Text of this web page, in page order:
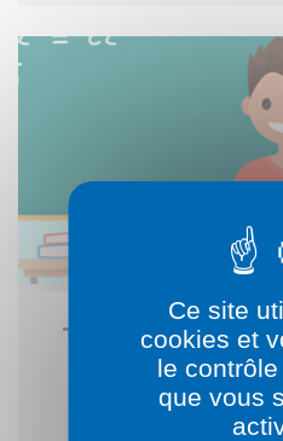
Transports des
Ce site
cookies et
le
que vous